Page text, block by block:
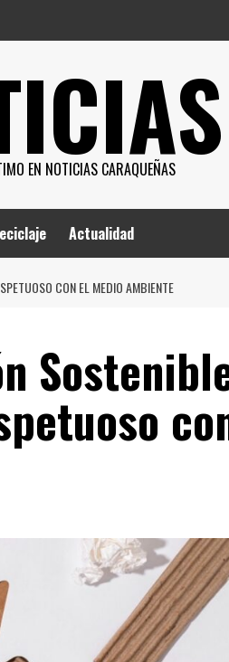
EN NOTICIAS CARAQUEÑAS
Actualidad
CON EL MEDIO AMBIENTE